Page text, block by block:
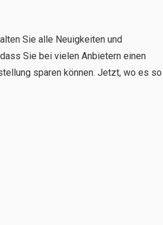
Sie alle Neuigkeiten und
Sie bei vielen Anbietern einen
sparen können. Jetzt, wo es so